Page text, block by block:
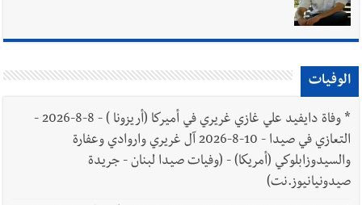
الوفيات
*
وفاة دايفيد علي غازي غريري في أميركا (أريزونا ) - 8-8-2026 -
التعازي في صيدا - 10-8-2026 آل غريري واروادي وعفارة
والسيدوزابلوكي (أمريكا) - (وفيات صيدا لبنان - جريدة
صيدونيانيوز.نت)